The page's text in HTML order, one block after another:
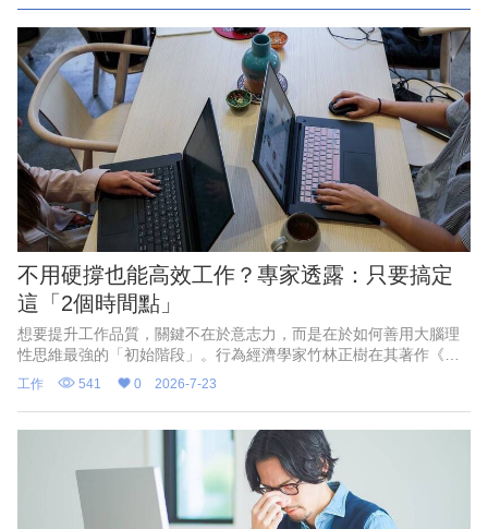
不用硬撐也能高效工作？專家透露：只要搞定
這「2個時間點」
想要提升工作品質，關鍵不在於意志力，而是在於如何善用大腦理
性思維最強的「初始階段」。行為經濟學家竹林正樹在其著作《高
效人士的思考習慣》中指出，早上剛開始工作以及下午午休剛結束
時，大腦的專注力最高。由於
工作 541 0 2026-7-23